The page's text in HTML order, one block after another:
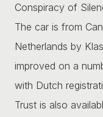
Conspiracy of
The car is from
Netherlands by
improved on a
with Dutch
Trust is also